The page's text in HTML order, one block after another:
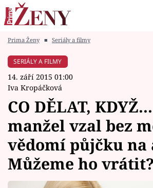
Módní alarm
Témata
Celebrity
Vztahy
Prima Ženy ■ Seriály a filmy
SERIÁLY A FILMY
14. září 2015 01:00
Iva Kropáčková
CO DĚLAT,
manžel vzal bez
vědomí půjčku na
Můžeme ho vrátit?